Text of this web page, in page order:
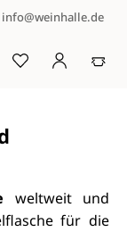
info@weinhalle.de
weltweit und
für die